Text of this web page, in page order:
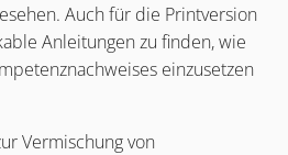
Auch für die Printversion
Anleitungen zu finden, wie
einzusetzen
Vermischung von